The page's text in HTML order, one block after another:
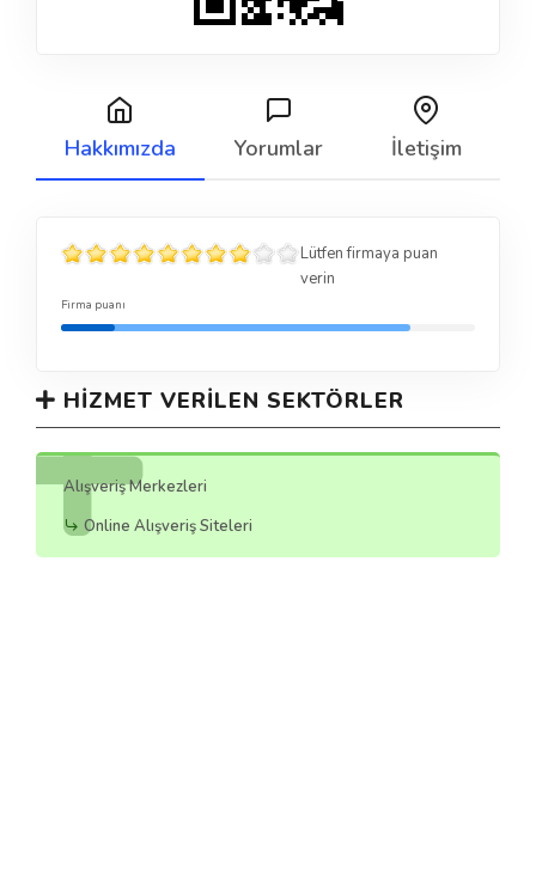
Hakkımızda Yorumlar İletişim
Lütfen firmaya puan
verin
Firma puanı
HIZMET VERILEN SEKTÖRLER
Alışveriş Merkezleri
Online Alışveriş Siteleri